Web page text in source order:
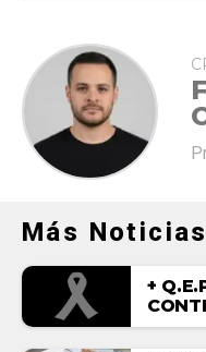
Más Noticias
+